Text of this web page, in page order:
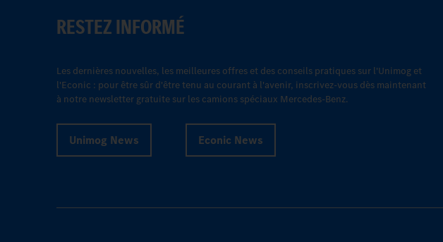
RESTEZ INFORMÉ
Les dernières nouvelles, les meilleures offres et des conseils pratiques sur l'Unimog et
l'Econic : pour être sûr d'être tenu au courant à l'avenir, inscrivez-vous dès maintenant
à notre newsletter gratuite sur les camions spéciaux Mercedes-Benz.
Unimog News Econic News